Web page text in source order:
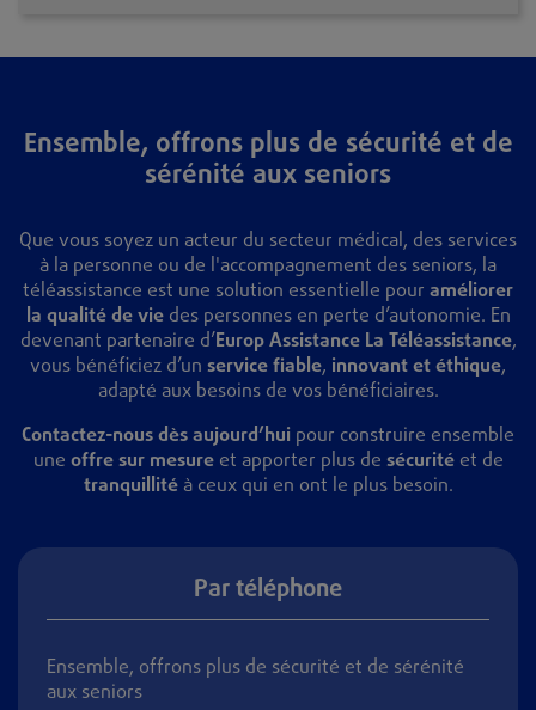
Ensemble, offrons plus de sécurité et de
sérénité aux seniors
Que vous soyez un acteur du secteur médical, des services
à la personne ou de l'accompagnement des seniors, la
téléassistance est une solution essentielle pour améliorer
la qualité de viedes personnes en perte d’autonomie. En
devenant partenaire d’Europ Assistance La Téléassistance,
vous bénéficiez d’un service fiable, innovant et éthique,
adapté aux besoins de vos bénéficiaires.
Contactez-nous dès aujourd’hui pour construire ensemble
une offre sur mesureet apporter plus de sécuritéet de
tranquillité à ceux qui en ont le plus besoin.
Par téléphone
Ensemble, offrons plus de sécurité et de sérénité
aux seniors